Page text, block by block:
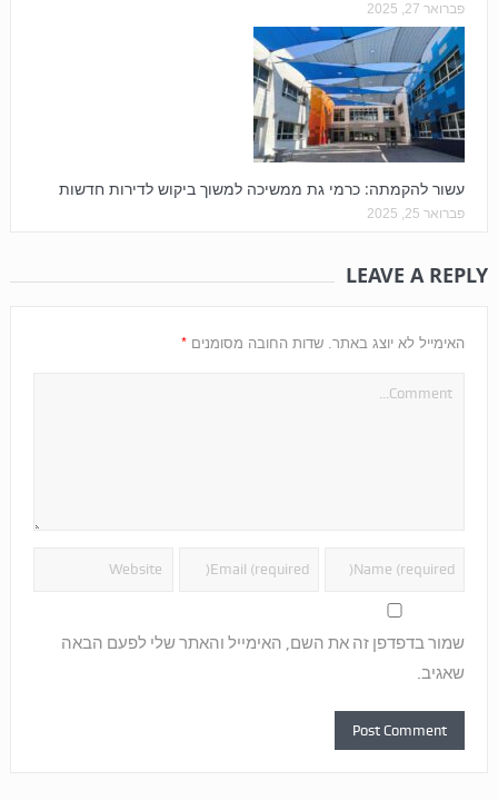
פברואר 27, 2025
עשור להקמתה: כרמי גת ממשיכה למשוך ביקוש לדירות חדשות
פברואר 25, 2025
LEAVE A REPLY
האימייל לא יוצג באתר. שדות החובה מסומנים *
שמור בדפדפן זה את השם, האימייל והאתר שלי לפעם הבאה
שאגיב.